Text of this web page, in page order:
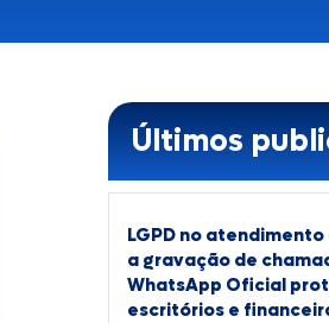
Últimos
LGPD no
a gravação de
WhatsApp Oficial
escritórios e